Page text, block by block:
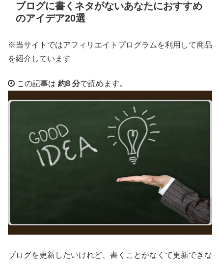
ブログに書くネタがないあなたにおすすめ
のアイデア20選
※当サイトではアフィリエイトプログラムを利用して商品
を紹介しています
この記事は 約8 分で読めます。
ブログを更新したいけれど、書くことがなくて更新できな